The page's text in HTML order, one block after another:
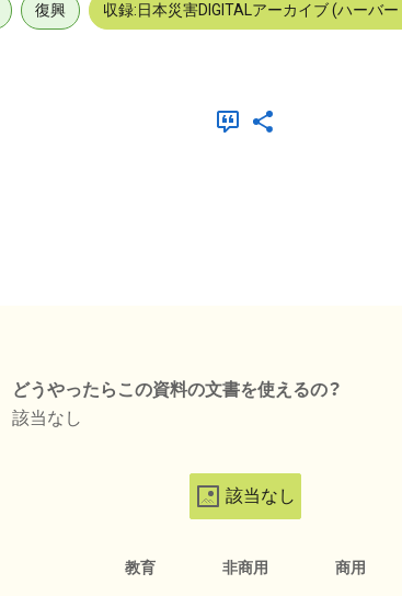
復興 収録:日本災害DIGITALアーカイブ (ハーバ
どうやったらこの資料の文書を使えるの？
該当なし
該当なし
教育 非商用 商用